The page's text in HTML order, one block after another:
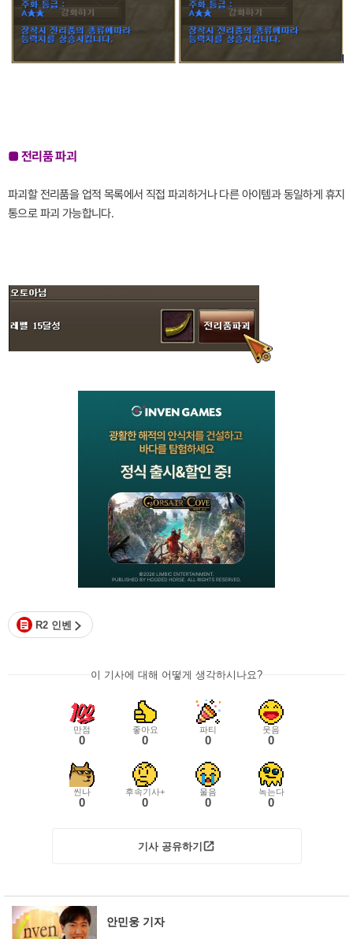
■ 전리품 파괴
파괴할 전리품을 업적 목록에서 직접 파괴하거나 다른 아이템과 동일하게 휴지
통으로 파괴 가능합니다.
R2 인벤
이 기사에 대해 어떻게 생각하시나요?
만점
0
좋아요
0
파티
0
웃음
0
씬나
0
후속기사+
0
울음
0
녹는다
0
기사 공유하기
안민웅 기자